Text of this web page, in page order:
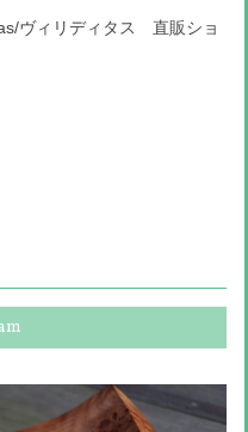
ヴィリディタス 直販ショ